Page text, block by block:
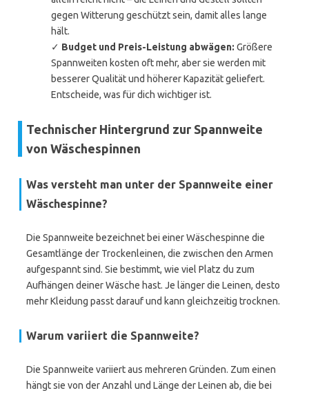
gegen Witterung geschützt sein, damit alles lange
hält.
✓ Budget und Preis-Leistung abwägen: Größere
Spannweiten kosten oft mehr, aber sie werden mit
besserer Qualität und höherer Kapazität geliefert.
Entscheide, was für dich wichtiger ist.
Technischer Hintergrund zur Spannweite
von Wäschespinnen
Was versteht man unter der Spannweite einer
Wäschespinne?
Die Spannweite bezeichnet bei einer Wäschespinne die
Gesamtlänge der Trockenleinen, die zwischen den Armen
aufgespannt sind. Sie bestimmt, wie viel Platz du zum
Aufhängen deiner Wäsche hast. Je länger die Leinen, desto
mehr Kleidung passt darauf und kann gleichzeitig trocknen.
Warum variiert die Spannweite?
Die Spannweite variiert aus mehreren Gründen. Zum einen
hängt sie von der Anzahl und Länge der Leinen ab, die bei